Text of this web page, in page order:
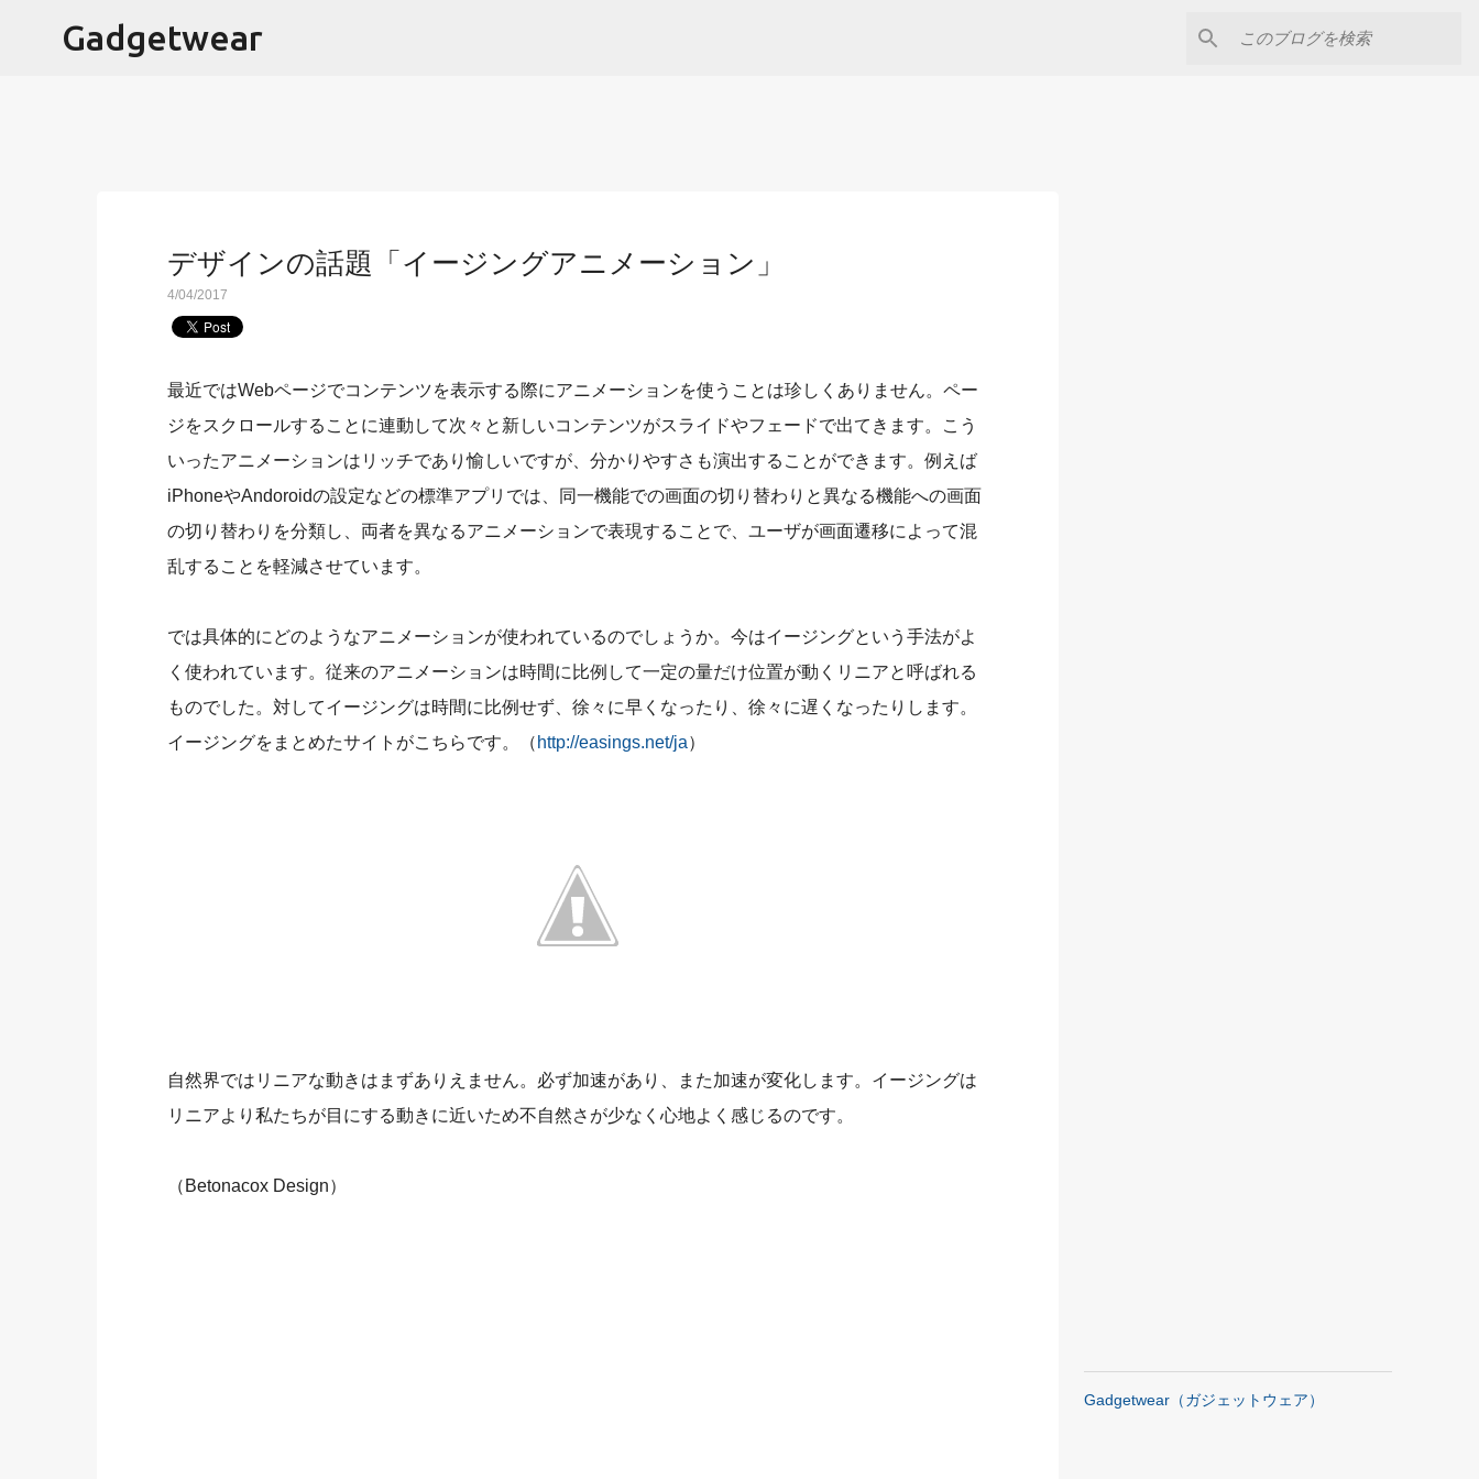
Gadgetwear
デザインの話題「イージングアニメーション」
4/04/2017
最近ではWebページでコンテンツを表示する際にアニメーションを使うことは珍しくありません。ペー
ジをスクロールすることに連動して次々と新しいコンテンツがスライドやフェードで出てきます。こう
いったアニメーションはリッチであり愉しいですが、分かりやすさも演出することができます。例えば
iPhoneやAndoroidの設定などの標準アプリでは、同一機能での画面の切り替わりと異なる機能への画面
の切り替わりを分類し、両者を異なるアニメーションで表現することで、ユーザが画面遷移によって混
乱することを軽減させています。
では具体的にどのようなアニメーションが使われているのでしょうか。今はイージングという手法がよ
く使われています。従来のアニメーションは時間に比例して一定の量だけ位置が動くリニアと呼ばれる
ものでした。対してイージングは時間に比例せず、徐々に早くなったり、徐々に遅くなったりします。
イージングをまとめたサイトがこちらです。（ http://easings.net/ja）
自然界ではリニアな動きはまずありえません。必ず加速があり、また加速が変化します。イージングは
リニアより私たちが目にする動きに近いため不自然さが少なく心地よく感じるのです。
（Betonacox Design）
Gadgetwear（ガジェットウェア）